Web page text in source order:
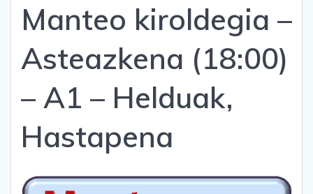
Manteo kiroldegia –
Asteazkena (18:00)
– A1 – Helduak,
Hastapena